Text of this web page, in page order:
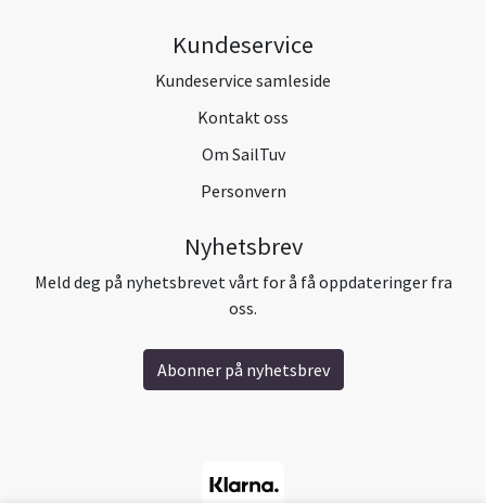
Kundeservice
Kundeservice samleside
Kontakt oss
Om SailTuv
Personvern
Nyhetsbrev
Meld deg på nyhetsbrevet vårt for å få oppdateringer fra
oss.
Abonner på nyhetsbrev